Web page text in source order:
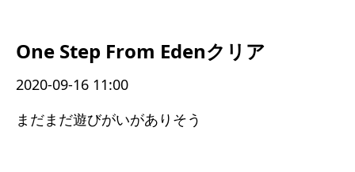
One Step From Edenクリア
2020-09-16 11:00
まだまだ遊びがいがありそう